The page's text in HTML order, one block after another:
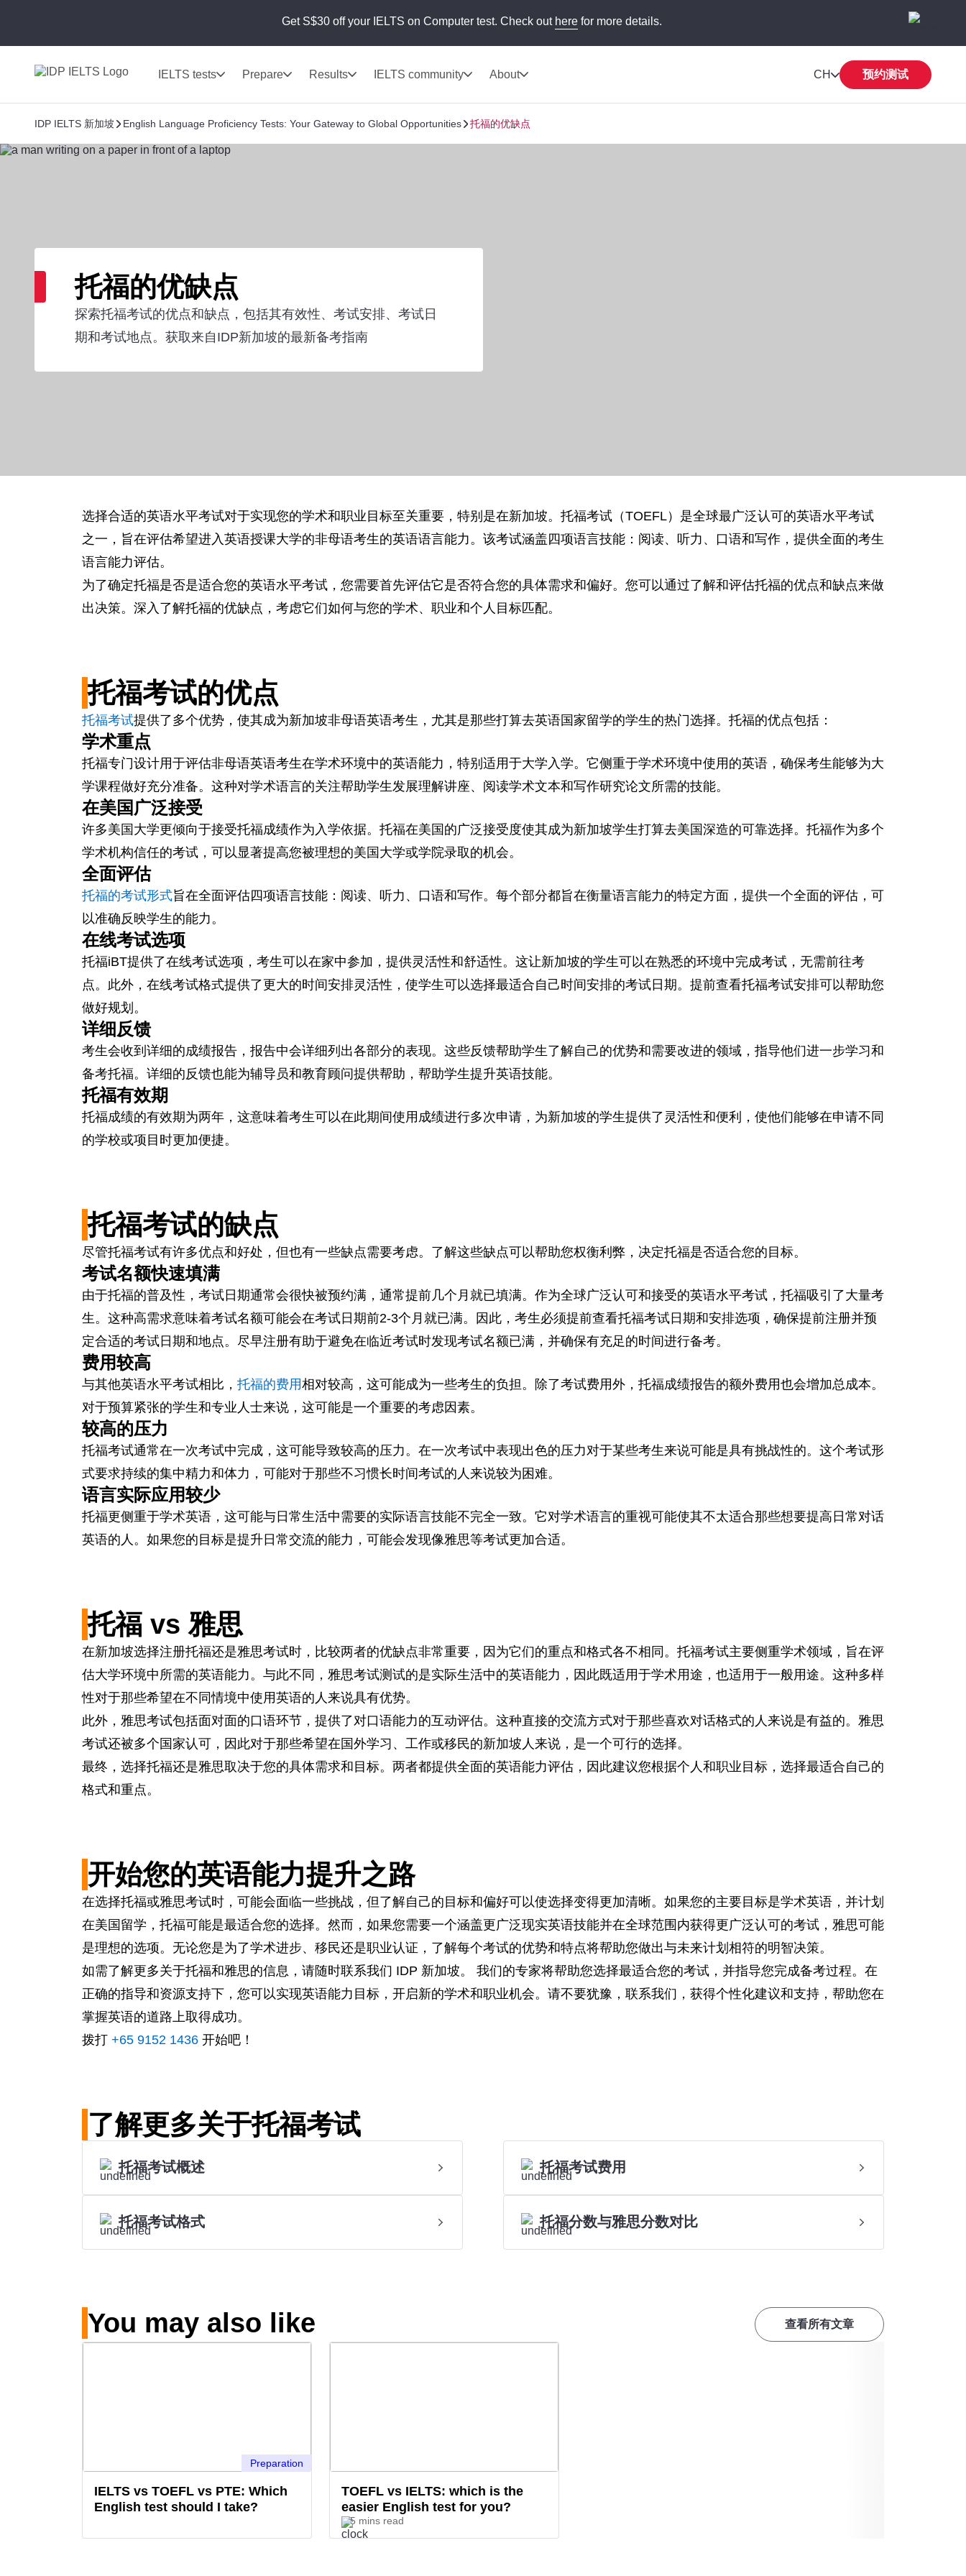
Get S$30 off your IELTS on Computer test. Check out herefor more details.
IELTS tests Prepare Results IELTS community About CH 预约测试
IDP IELTS 新加坡 English Language Proficiency Tests: Your Gateway to Global Opportunities 托福的优缺点
托福的优缺点
探索托福考试的优点和缺点，包括其有效性、考试安排、考试日
期和考试地点。获取来自IDP新加坡的最新备考指南
选择合适的英语水平考试对于实现您的学术和职业目标至关重要，特别是在新加坡。托福考试（TOEFL）是全球最广泛认可的英语水平考试
之一，旨在评估希望进入英语授课大学的非母语考生的英语语言能力。该考试涵盖四项语言技能：阅读、听力、口语和写作，提供全面的考生
语言能力评估。
为了确定托福是否是适合您的英语水平考试，您需要首先评估它是否符合您的具体需求和偏好。您可以通过了解和评估托福的优点和缺点来做
出决策。深入了解托福的优缺点，考虑它们如何与您的学术、职业和个人目标匹配。
托福考试的优点
托福考试提供了多个优势，使其成为新加坡非母语英语考生，尤其是那些打算去英语国家留学的学生的热门选择。托福的优点包括：
学术重点
托福专门设计用于评估非母语英语考生在学术环境中的英语能力，特别适用于大学入学。它侧重于学术环境中使用的英语，确保考生能够为大
学课程做好充分准备。这种对学术语言的关注帮助学生发展理解讲座、阅读学术文本和写作研究论文所需的技能。
在美国广泛接受
许多美国大学更倾向于接受托福成绩作为入学依据。托福在美国的广泛接受度使其成为新加坡学生打算去美国深造的可靠选择。托福作为多个
学术机构信任的考试，可以显著提高您被理想的美国大学或学院录取的机会。
全面评估
托福的考试形式旨在全面评估四项语言技能：阅读、听力、口语和写作。每个部分都旨在衡量语言能力的特定方面，提供一个全面的评估，可
以准确反映学生的能力。
在线考试选项
托福iBT提供了在线考试选项，考生可以在家中参加，提供灵活性和舒适性。这让新加坡的学生可以在熟悉的环境中完成考试，无需前往考
点。此外，在线考试格式提供了更大的时间安排灵活性，使学生可以选择最适合自己时间安排的考试日期。提前查看托福考试安排可以帮助您
做好规划。
详细反馈
考生会收到详细的成绩报告，报告中会详细列出各部分的表现。这些反馈帮助学生了解自己的优势和需要改进的领域，指导他们进一步学习和
备考托福。详细的反馈也能为辅导员和教育顾问提供帮助，帮助学生提升英语技能。
托福有效期
托福成绩的有效期为两年，这意味着考生可以在此期间使用成绩进行多次申请，为新加坡的学生提供了灵活性和便利，使他们能够在申请不同
的学校或项目时更加便捷。
托福考试的缺点
尽管托福考试有许多优点和好处，但也有一些缺点需要考虑。了解这些缺点可以帮助您权衡利弊，决定托福是否适合您的目标。
考试名额快速填满
由于托福的普及性，考试日期通常会很快被预约满，通常提前几个月就已填满。作为全球广泛认可和接受的英语水平考试，托福吸引了大量考
生。这种高需求意味着考试名额可能会在考试日期前2-3个月就已满。因此，考生必须提前查看托福考试日期和安排选项，确保提前注册并预
定合适的考试日期和地点。尽早注册有助于避免在临近考试时发现考试名额已满，并确保有充足的时间进行备考。
费用较高
与其他英语水平考试相比， 托福的费用相对较高，这可能成为一些考生的负担。除了考试费用外，托福成绩报告的额外费用也会增加总成本。
对于预算紧张的学生和专业人士来说，这可能是一个重要的考虑因素。
较高的压力
托福考试通常在一次考试中完成，这可能导致较高的压力。在一次考试中表现出色的压力对于某些考生来说可能是具有挑战性的。这个考试形
式要求持续的集中精力和体力，可能对于那些不习惯长时间考试的人来说较为困难。
语言实际应用较少
托福更侧重于学术英语，这可能与日常生活中需要的实际语言技能不完全一致。它对学术语言的重视可能使其不太适合那些想要提高日常对话
英语的人。如果您的目标是提升日常交流的能力，可能会发现像雅思等考试更加合适。
托福 vs 雅思
在新加坡选择注册托福还是雅思考试时，比较两者的优缺点非常重要，因为它们的重点和格式各不相同。托福考试主要侧重学术领域，旨在评
估大学环境中所需的英语能力。与此不同，雅思考试测试的是实际生活中的英语能力，因此既适用于学术用途，也适用于一般用途。这种多样
性对于那些希望在不同情境中使用英语的人来说具有优势。
此外，雅思考试包括面对面的口语环节，提供了对口语能力的互动评估。这种直接的交流方式对于那些喜欢对话格式的人来说是有益的。雅思
考试还被多个国家认可，因此对于那些希望在国外学习、工作或移民的新加坡人来说，是一个可行的选择。
最终，选择托福还是雅思取决于您的具体需求和目标。两者都提供全面的英语能力评估，因此建议您根据个人和职业目标，选择最适合自己的
格式和重点。
开始您的英语能力提升之路
在选择托福或雅思考试时，可能会面临一些挑战，但了解自己的目标和偏好可以使选择变得更加清晰。如果您的主要目标是学术英语，并计划
在美国留学，托福可能是最适合您的选择。然而，如果您需要一个涵盖更广泛现实英语技能并在全球范围内获得更广泛认可的考试，雅思可能
是理想的选项。无论您是为了学术进步、移民还是职业认证，了解每个考试的优势和特点将帮助您做出与未来计划相符的明智决策。
如需了解更多关于托福和雅思的信息，请随时联系我们 IDP 新加坡。 我们的专家将帮助您选择最适合您的考试，并指导您完成备考过程。在
正确的指导和资源支持下，您可以实现英语能力目标，开启新的学术和职业机会。请不要犹豫，联系我们，获得个性化建议和支持，帮助您在
掌握英语的道路上取得成功。
拨打 +65 9152 1436 开始吧！
了解更多关于托福考试
托福考试概述 托福考试费用
托福考试格式 托福分数与雅思分数对比
You may also like 查看所有文章
Preparation
IELTS vs TOEFL vs PTE: Which
English test should I take?
TOEFL vs IELTS: which is the
easier English test for you?
5 mins read